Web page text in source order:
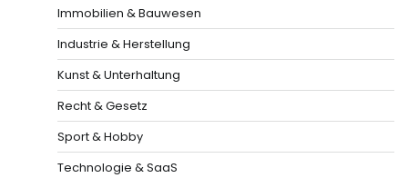
Immobilien & Bauwesen
Industrie & Herstellung
Kunst & Unterhaltung
Recht & Gesetz
Sport & Hobby
Technologie & SaaS